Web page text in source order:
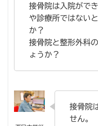
接骨院は入院がで
や診療所ではない
か？
接骨院と整形外科
ょうか？
接骨院
せん。